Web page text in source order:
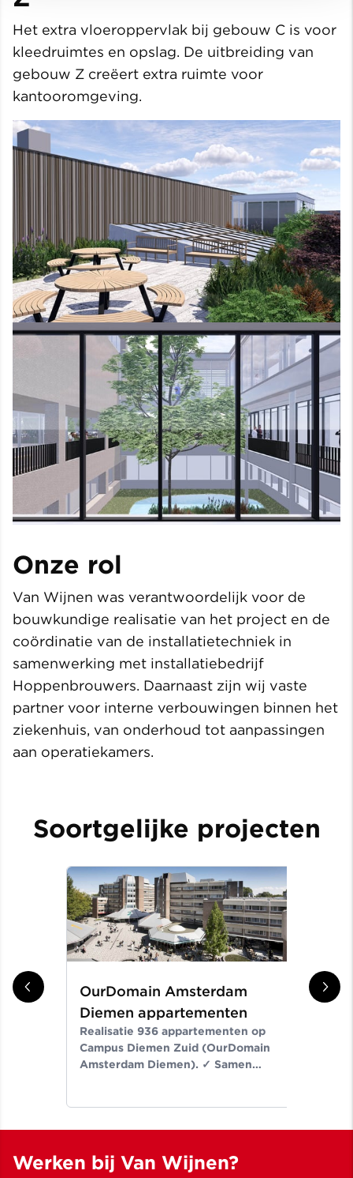
Het extra vloeroppervlak bij gebouw C is voor
kleedruimtes en opslag. De uitbreiding van
gebouw Z creëert extra ruimte voor
kantooromgeving.
Onze rol
Van Wijnen was verantwoordelijk voor de
bouwkundige realisatie van het project en de
coördinatie van de installatietechniek in
samenwerking met installatiebedrijf
Hoppenbrouwers. Daarnaast zijn wij vaste
partner voor interne verbouwingen binnen het
ziekenhuis, van onderhoud tot aanpassingen
aan operatiekamers.
Soortgelijke projecten
OurDomain Amsterdam
Diemen appartementen
Realisatie 936 appartementen op
Campus Diemen Zuid (OurDomain
Amsterdam Diemen). ✓ Samen
Werken bij Van Wijnen?